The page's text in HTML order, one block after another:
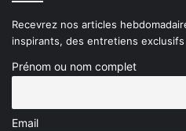
Recevrez nos articles
inspirants, des entretiens
Prénom ou nom complet
Email